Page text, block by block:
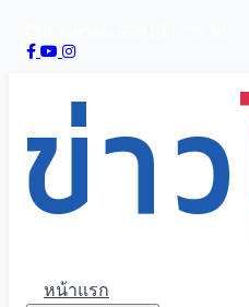
หน้าแรก